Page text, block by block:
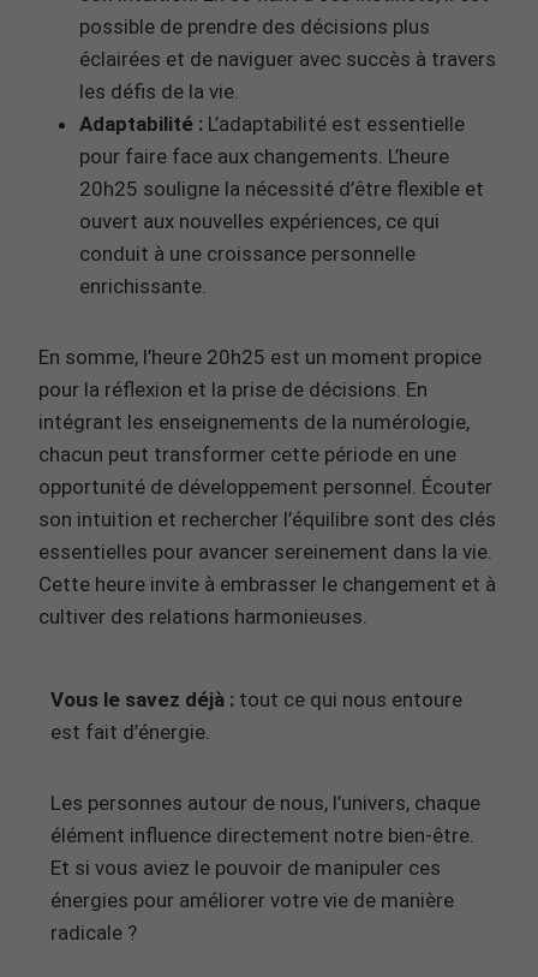
possible de prendre des décisions plus
éclairées et de naviguer avec succès à travers
les défis de la vie.
Adaptabilité : L’adaptabilité est essentielle
pour faire face aux changements. L’heure
20h25 souligne la nécessité d’être flexible et
ouvert aux nouvelles expériences, ce qui
conduit à une croissance personnelle
enrichissante.
En somme, l’heure 20h25 est un moment propice
pour la réflexion et la prise de décisions. En
intégrant les enseignements de la numérologie,
chacun peut transformer cette période en une
opportunité de développement personnel. Écouter
son intuition et rechercher l’équilibre sont des clés
essentielles pour avancer sereinement dans la vie.
Cette heure invite à embrasser le changement et à
cultiver des relations harmonieuses.
Vous le savez déjà : tout ce qui nous entoure
est fait d’énergie.
Les personnes autour de nous, l’univers, chaque
élément influence directement notre bien-être.
Et si vous aviez le pouvoir de manipuler ces
énergies pour améliorer votre vie de manière
radicale ?